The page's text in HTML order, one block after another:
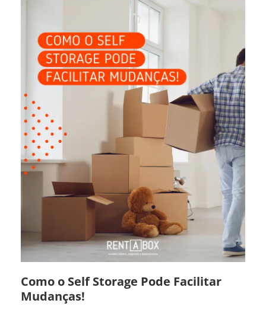
Como o Self Storage Pode Facilitar
Mudanças!